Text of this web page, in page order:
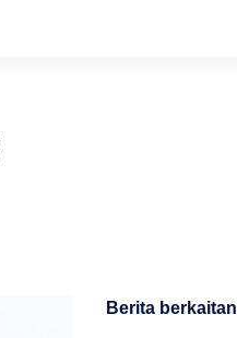
Berita berkaitan